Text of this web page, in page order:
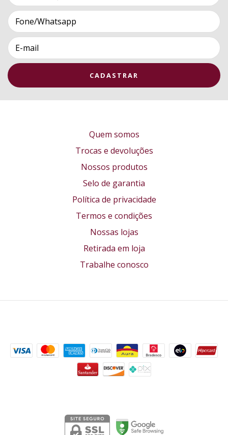
Quem somos
Trocas e devoluções
Nossos produtos
Selo de garantia
Política de privacidade
Termos e condições
Nossas lojas
Retirada em loja
Trabalhe conosco